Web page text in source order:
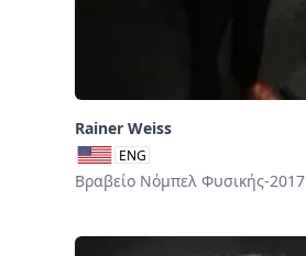
Rainer Weiss
ENG
Βραβείο Νόμπελ Φυσικής-2017